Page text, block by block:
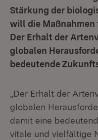
Stärkung der
will die
Der Erhalt der
globalen
bedeutende
„Der Erhalt der
globalen
damit eine
vitale und vielfältige